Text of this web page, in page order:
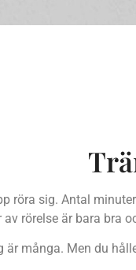
röra sig. Antal
rörelse är bara bra
många. Men du